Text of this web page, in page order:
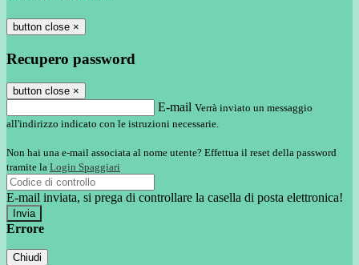
button close ×
Recupero password
button close ×
E-mail Verrà inviato un messaggio
all'indirizzo indicato con le istruzioni necessarie.
Non hai una e-mail associata al nome utente? Effettua il reset della password
tramite la Login Spaggiari
E-mail inviata, si prega di controllare la casella di posta elettronica!
Errore
Chiudi